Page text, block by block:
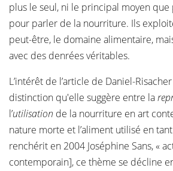
plus le seul, ni le principal moyen
pour parler de la nourriture. Ils
peut-être, le domaine alimentaire,
avec des denrées véritables.
L’intérêt de l’article de Daniel-
distinction qu'elle suggère entre la
l’utilisation de la nourriture en art
nature morte et l’aliment utilisé en
renchérit en 2004 Joséphine Sans, «
contemporain], ce thème se décline